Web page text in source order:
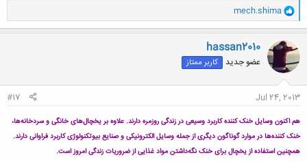
و
ا
ک
ن
ش
ا
mech.shima
hassan2010
عضو جدید کاربر ممتاز
Jul 24, 2013
#17
هم اکنون وسایل خنک کننده کاربرد وسیعی در زندگی روزمره دارند. علاوه بر یخچال‌های خانگی و سردخانه‌ها،
خنک کننده‌ها در موارد گوناگون دیگری از جمله وسایل الکترونیکی و صنایع بیوتکنولوژی کاربرد فراوانی دارند.
همچنین استفاده از یخچال برای خنک نگه‌داشتن مواد غذایی از ضروریات زندگی امروز است.